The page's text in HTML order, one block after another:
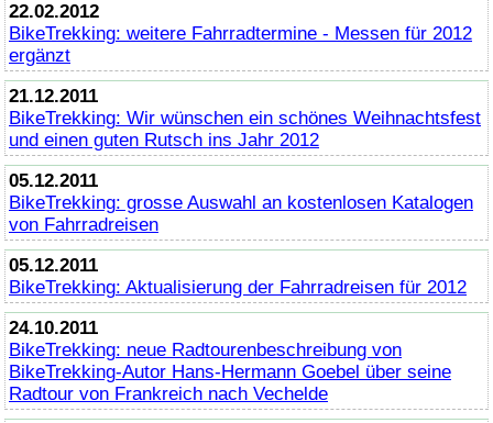
22.02.2012
BikeTrekking: weitere Fahrradtermine - Messen für 2012
ergänzt
21.12.2011
BikeTrekking: Wir wünschen ein schönes Weihnachtsfest
und einen guten Rutsch ins Jahr 2012
05.12.2011
BikeTrekking: grosse Auswahl an kostenlosen Katalogen
von Fahrradreisen
05.12.2011
BikeTrekking: Aktualisierung der Fahrradreisen für 2012
24.10.2011
BikeTrekking: neue Radtourenbeschreibung von
BikeTrekking-Autor Hans-Hermann Goebel über seine
Radtour von Frankreich nach Vechelde